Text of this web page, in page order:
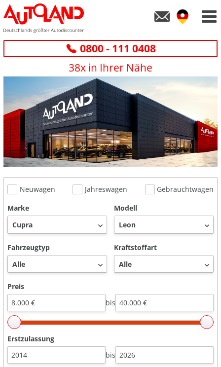
0800 - 111 0408
38x in Ihrer Nähe
Neuwagen Jahreswagen
Gebrauchtwagen
Marke
Modell
Fahrzeugtyp Kraftstoffart
Preis
bis
Erstzulassung
bis